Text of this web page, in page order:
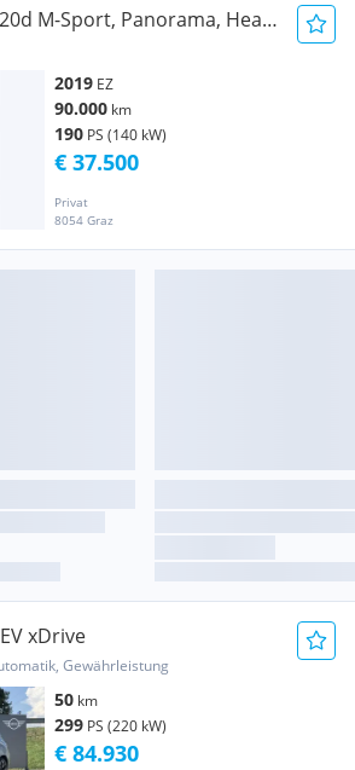
M-Sport, Panorama, Head-
2019 EZ
90.000 km
190 PS (140 kW)
Privat
8054 Graz
€ 37.500
xDrive
Gewährleistung
50 km
299 PS (220 kW)
€ 84.930